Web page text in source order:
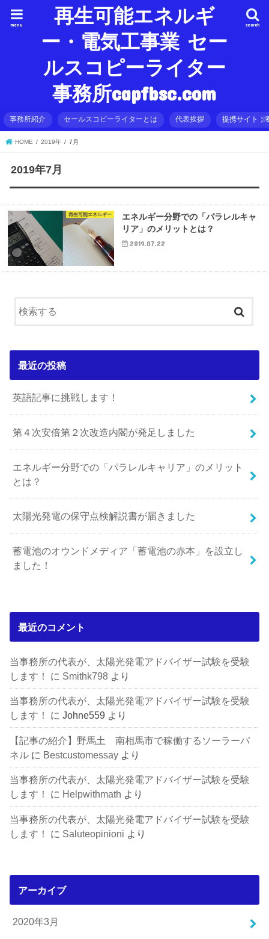
再生可能エネルギ
ー・電気工事業 セー
ルスコピーライター
事務所capfbsc.com
search
menu
事務所紹介 セールスコピーライターとは 代表挨拶 提携サイト：
HOME 2019年 7月
2019年7月
再生可能エネルギー
エネルギー分野での「パラレルキャ
リア」のメリットとは？
2019.07.22
最近の投稿
英語記事に挑戦します！
第４次安倍第２次改造内閣が発足しました
エネルギー分野での「パラレルキャリア」のメリット
とは？
太陽光発電の保守点検解説書が届きました
蓄電池のオウンドメディア「蓄電池の赤本」を設立し
ました！
最近のコメント
当事務所の代表が、太陽光発電アドバイザー試験を受験
します！
に Smithk798 より
当事務所の代表が、太陽光発電アドバイザー試験を受験
します！
にJohne559 より
【記事の紹介】野馬土 南相馬市で稼働するソーラーパ
ネル に Bestcustomessay より
当事務所の代表が、太陽光発電アドバイザー試験を受験
します！
に Helpwithmath より
当事務所の代表が、太陽光発電アドバイザー試験を受験
します！
に Saluteopinioni より
アーカイブ
2020年3月